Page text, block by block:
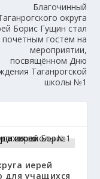
Благочинный
округа
Борис Гущин стал
почетным гостем на
мероприятии,
посвящённом Дню
Таганрогской
школы №1
иерей
для учащихся